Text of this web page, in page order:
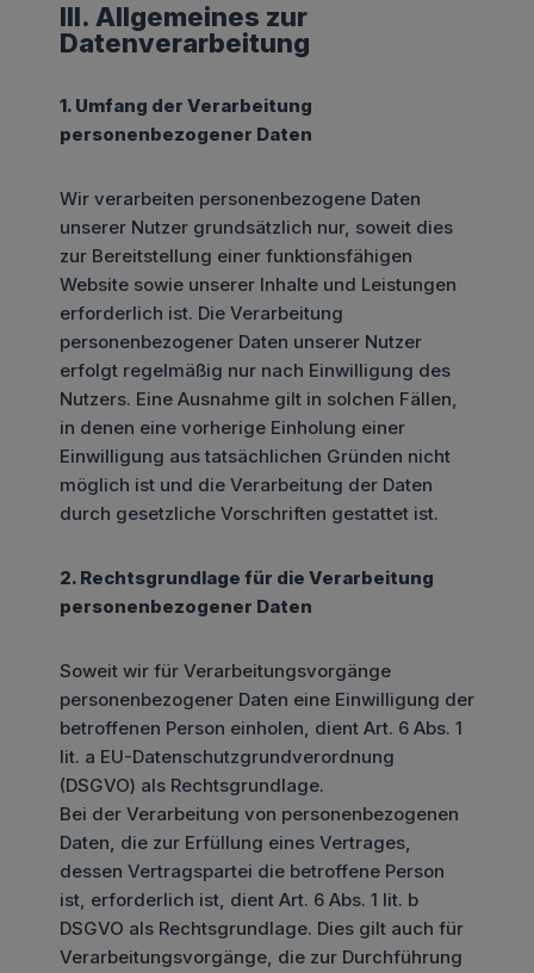
III. Allgemeines zur
Datenverarbeitung
1. Umfang der Verarbeitung
personenbezogener Daten
Wir verarbeiten personenbezogene Daten
unserer Nutzer grundsätzlich nur, soweit dies
zur Bereitstellung einer funktionsfähigen
Website sowie unserer Inhalte und Leistungen
erforderlich ist. Die Verarbeitung
personenbezogener Daten unserer Nutzer
erfolgt regelmäßig nur nach Einwilligung des
Nutzers. Eine Ausnahme gilt in solchen Fällen,
in denen eine vorherige Einholung einer
Einwilligung aus tatsächlichen Gründen nicht
möglich ist und die Verarbeitung der Daten
durch gesetzliche Vorschriften gestattet ist.
2. Rechtsgrundlage für die Verarbeitung
personenbezogener Daten
Soweit wir für Verarbeitungsvorgänge
personenbezogener Daten eine Einwilligung der
betroffenen Person einholen, dient Art. 6 Abs. 1
lit. a EU-Datenschutzgrundverordnung
(DSGVO) als Rechtsgrundlage.
Bei der Verarbeitung von personenbezogenen
Daten, die zur Erfüllung eines Vertrages,
dessen Vertragspartei die betroffene Person
ist, erforderlich ist, dient Art. 6 Abs. 1 lit. b
DSGVO als Rechtsgrundlage. Dies gilt auch für
Verarbeitungsvorgänge, die zur Durchführung